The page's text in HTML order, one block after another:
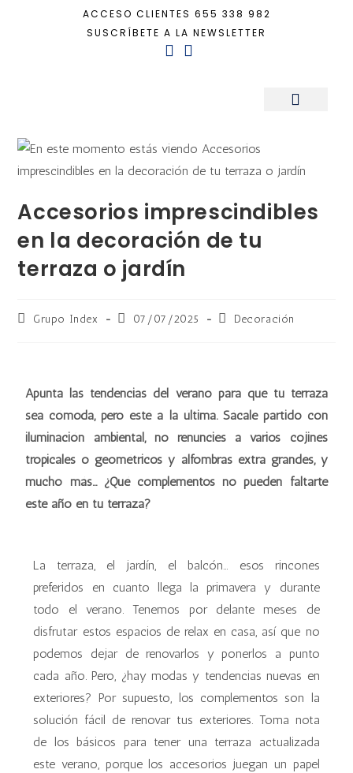
ACCESO CLIENTES 655 338 982
SUSCRÍBETE A LA NEWSLETTER
Accesorios imprescindibles
en la decoración de tu
terraza o jardín
Grupo Index 07/07/2025 Decoración
Apunta las tendencias del verano para que tu terraza
sea cómoda, pero esté a la última. Sácale partido con
iluminación ambiental, no renuncies a varios cojines
tropicales o geométricos y alfombras extra grandes, y
mucho más... ¿Qué complementos no pueden faltarte
este año en tu terraza?
La terraza, el jardín, el balcón… esos rincones
preferidos en cuanto llega la primavera y durante
todo el verano. Tenemos por delante meses de
disfrutar estos espacios de relax en casa, así que no
podemos dejar de renovarlos y ponerlos a punto
cada año. Pero, ¿hay modas y tendencias nuevas en
exteriores? Por supuesto, los complementos son la
solución fácil de renovar tus exteriores. Toma nota
de los básicos para tener una terraza actualizada
este verano, porque los accesorios juegan un papel